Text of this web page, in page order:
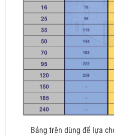
Bảng trên dùng để lựa